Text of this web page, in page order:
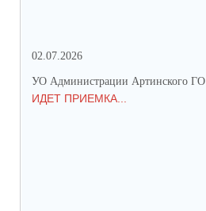
02.07.2026
УО Администрации Артинского ГО
ИДЕТ ПРИЕМКА...